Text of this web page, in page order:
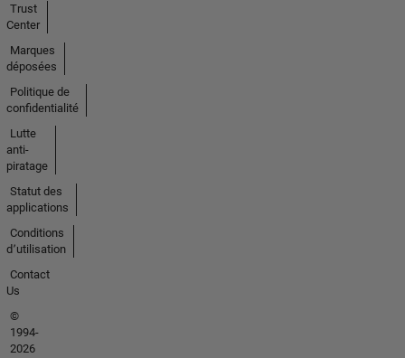
Trust
Center
Marques
déposées
Politique de
confidentialité
Lutte
anti-
piratage
Statut des
applications
Conditions
d՚utilisation
Contact
Us
©
1994-
2026